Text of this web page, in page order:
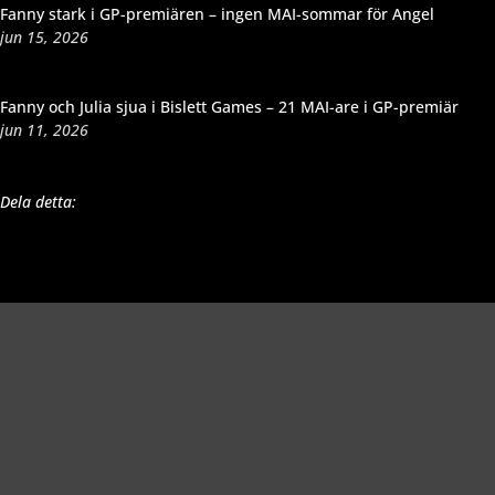
Fanny stark i GP-premiären – ingen MAI-sommar för Angel
jun 15, 2026
Fanny och Julia sjua i Bislett Games – 21 MAI-are i GP-premiär
jun 11, 2026
Dela detta: